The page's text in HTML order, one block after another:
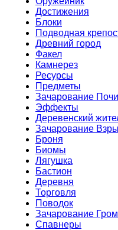
Достижения
Блоки
Подводная
Древний город
Факел
Камнерез
Ресурсы
Предметы
Зачарование
Эффекты
Деревенский
Зачарование
Броня
Биомы
Лягушка
Бастион
Деревня
Торговля
Поводок
Зачарование
Спавнеры